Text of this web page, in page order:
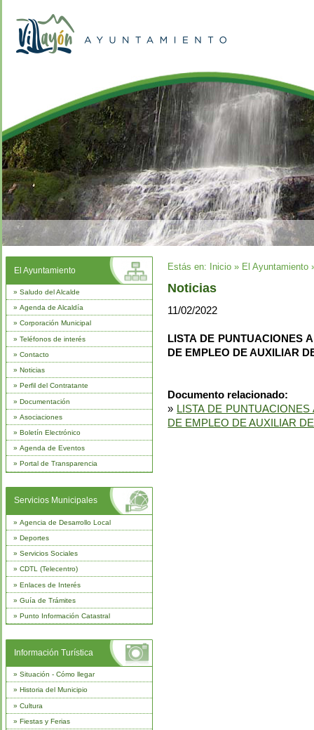
El Ayuntamiento
» Saludo del Alcalde
» Agenda de Alcaldía
» Corporación Municipal
» Teléfonos de interés
» Contacto
» Noticias
» Perfil del Contratante
» Documentación
» Asociaciones
» Boletín Electrónico
» Agenda de Eventos
» Portal de Transparencia
Servicios Municipales
» Agencia de Desarrollo Local
» Deportes
» Servicios Sociales
» CDTL (Telecentro)
» Enlaces de Interés
» Guía de Trámites
» Punto Información Catastral
Información Turística
» Situación - Cómo llegar
» Historia del Municipio
» Cultura
» Fiestas y Ferias
Estás en: Inicio » El Ayuntamiento
Noticias
11/02/2022
LISTA DE PUNTUACIONES
DE EMPLEO DE AUXILIAR
Documento relacionado:
» LISTA DE
DE EMPLEO DE AUXILIAR